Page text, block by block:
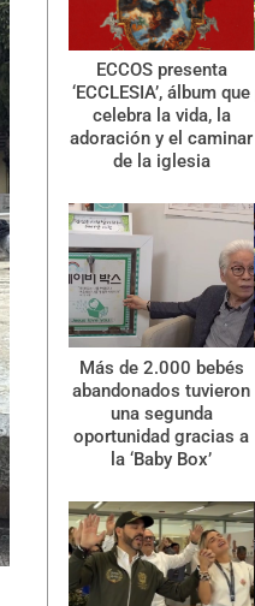
ECCOS presenta
‘ECCLESIA’, álbum que
celebra la vida, la
adoración y el caminar
de la iglesia
Más de 2.000 bebés
abandonados tuvieron
una segunda
oportunidad gracias a
la ‘Baby Box’